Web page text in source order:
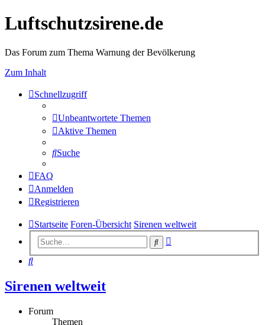
Luftschutzsirene.de
Das Forum zum Thema Warnung der Bevölkerung
Zum Inhalt
Schnellzugriff
Unbeantwortete Themen
Aktive Themen
Suche
FAQ
Anmelden
Registrieren
Startseite Foren-Übersicht Sirenen weltweit
Suche
Suche
Sirenen weltweit
Forum
Themen